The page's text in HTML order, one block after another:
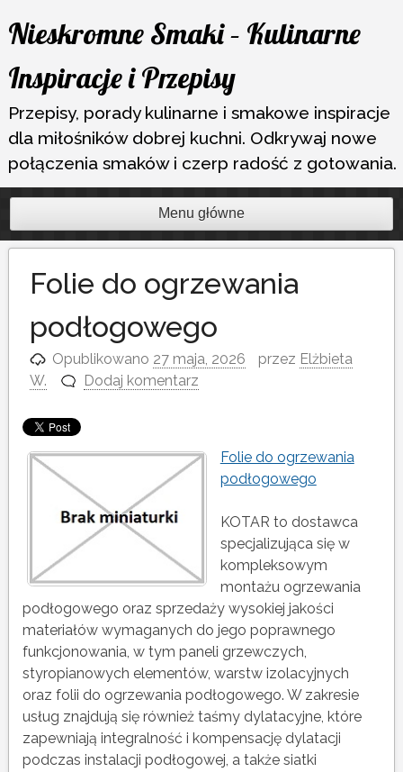
Przejdź
do
treści
Nieskromne Smaki – Kulinarne
Inspiracje i Przepisy
Przepisy, porady kulinarne i smakowe inspiracje
dla miłośników dobrej kuchni. Odkrywaj nowe
połączenia smaków i czerp radość z gotowania.
Menu główne
Folie do ogrzewania
podłogowego
Opublikowano 27 maja, 2026 przez Elżbieta
W.
Dodaj komentarz
Folie do ogrzewania
podłogowego
KOTAR to dostawca
specjalizująca się w
kompleksowym
montażu ogrzewania
podłogowego oraz sprzedaży wysokiej jakości
materiałów wymaganych do jego poprawnego
funkcjonowania, w tym paneli grzewczych,
styropianowych elementów, warstw izolacyjnych
oraz folii do ogrzewania podłogowego. W zakresie
usług znajdują się również taśmy dylatacyjne, które
zapewniają integralność i kompensację dylatacji
podczas instalacji podłogowej, a także siatki